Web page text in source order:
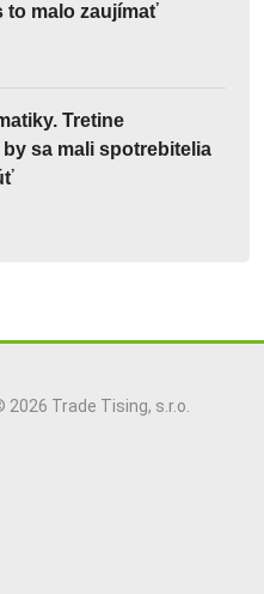
to malo zaujímať
Tretine
sa mali spotrebitelia
Trade Tising, s.r.o.